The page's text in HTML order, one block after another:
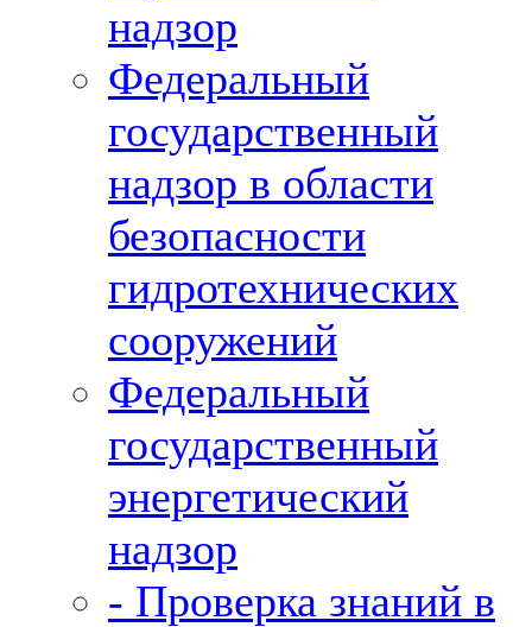
надзор
Федеральный
государственный
надзор в области
безопасности
гидротехнических
сооружений
Федеральный
государственный
энергетический
надзор
- Проверка знаний в